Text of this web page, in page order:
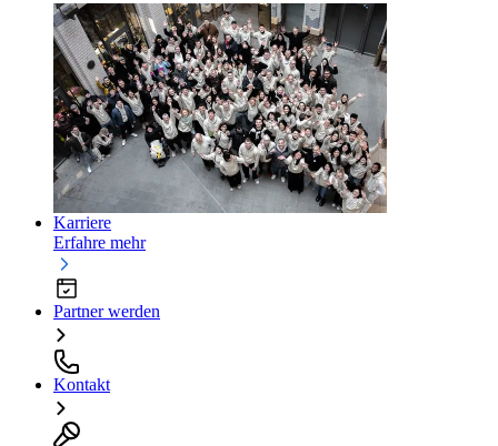
Karriere
Erfahre mehr
Partner werden
Kontakt